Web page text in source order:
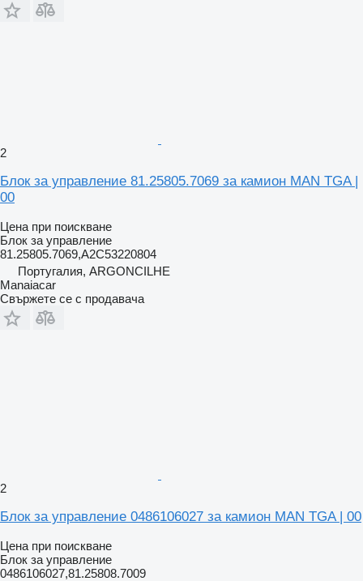
2
Блок за управление 81.25805.7069 за камион MAN TGA |
00
Цена при поискване
Блок за управление
81.25805.7069,A2C53220804
Португалия, ARGONCILHE
Manaiacar
Свържете се с продавача
2
Блок за управление 0486106027 за камион MAN TGA | 00
Цена при поискване
Блок за управление
0486106027,81.25808.7009